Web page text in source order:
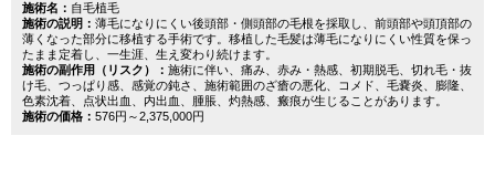
施術名： 自毛植毛
施術の説明： 薄毛になりにくい後頭部・側頭部の毛根を採取し、前頭部や頭頂部の
薄くなった部分に移植する手術です。移植した毛髪は薄毛になりにくい性質を保っ
たまま定着し、一生涯、生え変わり続けます。
施術の副作用（リスク）： 施術に伴い、痛み、赤み・熱感、初期脱毛、切れ毛・抜
け毛、つっぱり感、感覚の鈍さ、施術範囲のざ瘡の悪化、コメド、毛嚢炎、膨隆、
色素沈着、点状出血、内出血、腫脹、灼熱感、瘢痕が生じることがあります。
施術の価格： 576円～2,375,000円